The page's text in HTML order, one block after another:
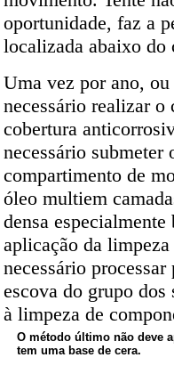
oportunidade, faz a
localizada abaixo do
Uma vez por ano,
necessário realizar o
cobertura
necessário
compartimento de
óleo multiem
densa
aplicação da
necessário
escova do grupo
à limpeza de
O método último não deve
tem uma base de cera.